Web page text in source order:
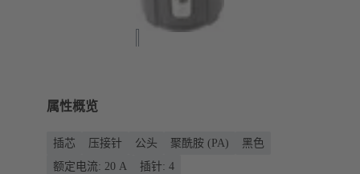
属性概览
插芯 压接针 公头 聚酰胺 (PA)
黑色
额定电流: ‌20 A
插针: 4